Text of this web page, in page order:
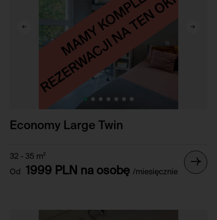
Economy Large Twin
32 - 35 m²
Od
1999 PLN na osobę /miesięcznie